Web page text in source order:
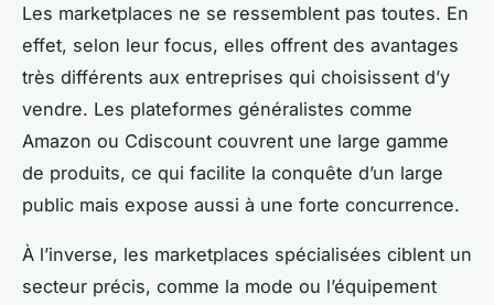
Les marketplaces ne se ressemblent pas toutes. En
effet, selon leur focus, elles offrent des avantages
très différents aux entreprises qui choisissent d’y
vendre. Les plateformes généralistes comme
Amazon ou Cdiscount couvrent une large gamme
de produits, ce qui facilite la conquête d’un large
public mais expose aussi à une forte concurrence.
À l’inverse, les marketplaces spécialisées ciblent un
secteur précis, comme la mode ou l’équipement